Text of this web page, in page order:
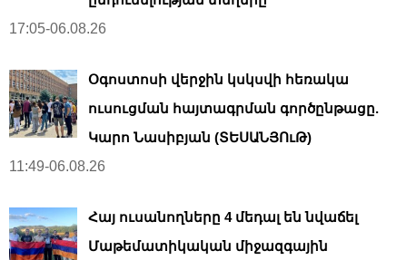
17:05-06.08.26
Օգոստոսի վերջին կսկսվի հեռակա
ուսուցման հայտագրման գործընթացը.
Կարո Նասիբյան (ՏԵՍԱՆՅՈւԹ)
11:49-06.08.26
Հայ ուսանողները 4 մեդալ են նվաճել
Մաթեմատիկական միջազգային